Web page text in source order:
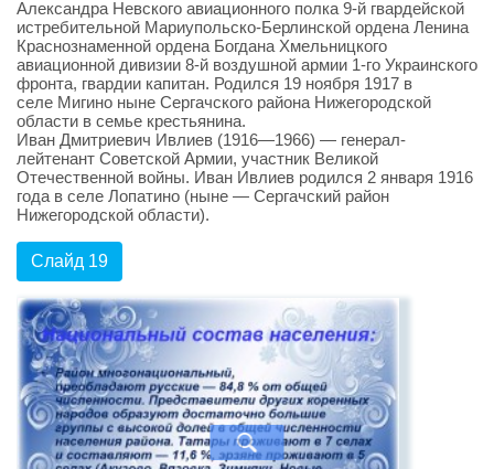
Александра Невского авиационного полка 9-й гвардейской
истребительной Мариупольско-Берлинской ордена Ленина
Краснознаменной ордена Богдана Хмельницкого
авиационной дивизии 8-й воздушной армии 1-го Украинского
фронта, гвардии капитан. Родился 19 ноября 1917 в
селе Мигино ныне Сергачского района Нижегородской
области в семье крестьянина.
Иван Дмитриевич Ивлиев (1916—1966) — генерал-
лейтенант Советской Армии, участник Великой
Отечественной войны. Иван Ивлиев родился 2 января 1916
года в селе Лопатино (ныне — Сергачский район
Нижегородской области).
Слайд 19